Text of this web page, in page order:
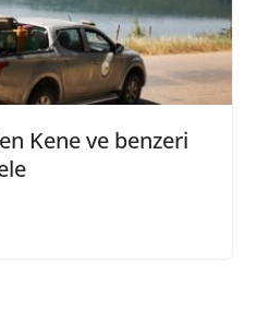
Kene ve benzeri